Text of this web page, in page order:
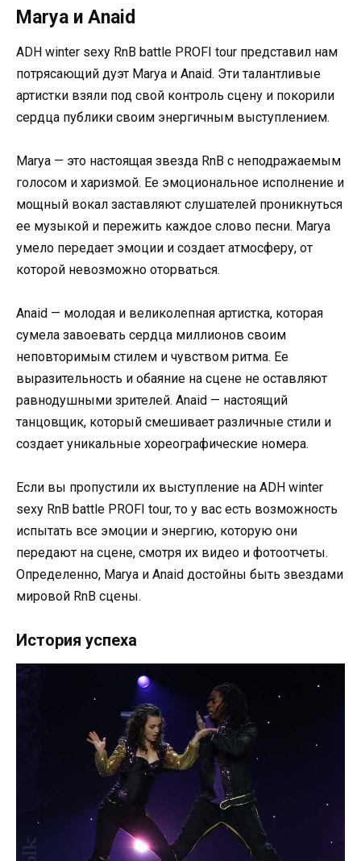
Marya и Anaid
ADH winter sexy RnB battle PROFI tour представил нам
потрясающий дуэт Marya и Anaid. Эти талантливые
артистки взяли под свой контроль сцену и покорили
сердца публики своим энергичным выступлением.
Marya — это настоящая звезда RnB с неподражаемым
голосом и харизмой. Ее эмоциональное исполнение и
мощный вокал заставляют слушателей проникнуться
ее музыкой и пережить каждое слово песни. Marya
умело передает эмоции и создает атмосферу, от
которой невозможно оторваться.
Anaid — молодая и великолепная артистка, которая
сумела завоевать сердца миллионов своим
неповторимым стилем и чувством ритма. Ее
выразительность и обаяние на сцене не оставляют
равнодушными зрителей. Anaid — настоящий
танцовщик, который смешивает различные стили и
создает уникальные хореографические номера.
Если вы пропустили их выступление на ADH winter
sexy RnB battle PROFI tour, то у вас есть возможность
испытать все эмоции и энергию, которую они
передают на сцене, смотря их видео и фотоотчеты.
Определенно, Marya и Anaid достойны быть звездами
мировой RnB сцены.
История успеха